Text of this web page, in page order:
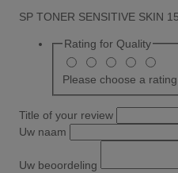
SP TONER SENSITIVE SKIN
Rating for Quality
Please choose a
Title of your review
Uw naam
Uw beoordeling